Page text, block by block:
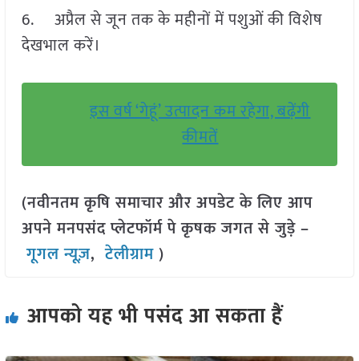
6. अप्रैल से जून तक के महीनों में पशुओं की विशेष
देखभाल करें।
इस वर्ष ‘गेहूं’ उत्पादन कम रहेगा, बढ़ेंगी
कीमतें
(नवीनतम कृषि समाचार और अपडेट के लिए आप
अपने मनपसंद प्लेटफॉर्म पे कृषक जगत से जुड़े –
गूगल न्यूज़,टेलीग्राम )
आपको यह भी पसंद आ सकता हैं